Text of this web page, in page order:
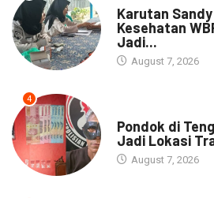
Karutan
Kesehatan
Jadi...
August 7, 2026
4
Pondok di
Jadi Lokasi
August 7, 2026